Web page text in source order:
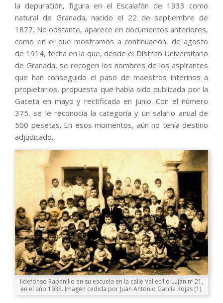
la depuración, figura en el Escalafón de 1933 como
natural de Granada, nacido el 22 de septiembre de
1877. No obstante, aparece en documentos anteriores,
como en el que mostramos a continuación, de agosto
de 1914, fecha en la que, desde el Distrito Universitario
de Granada, se recogen los nombres de los aspirantes
que han conseguido el paso de maestros interinos a
propietarios, propuesta que había sido publicada por la
Gaceta en mayo y rectificada en junio. Con el número
375, se le reconocía la categoría y un salario anual de
500 pesetas. En esos momentos, aún no tenía destino
adjudicado.
Ildefonso Rabanillo en su escuela en la calle Vallecillo Luján nº 21,
en el año 1935. Imagen cedida por Juan Antonio García Rojas (1).